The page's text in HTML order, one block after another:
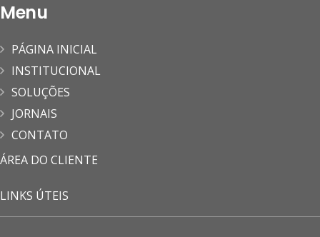
Menu
PÁGINA INICIAL
INSTITUCIONAL
SOLUÇÕES
JORNAIS
CONTATO
ÁREA DO CLIENTE
LINKS ÚTEIS